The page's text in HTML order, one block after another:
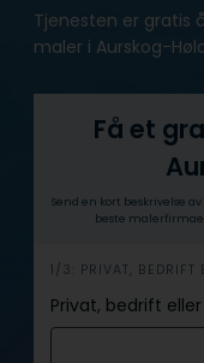
Tjenesten er gratis
maler i Aurskog-
Få et
Send en kort beskrivelse
beste
h
e
r
1/3: PRIVAT, BEDRIFT
Privat, bedrift